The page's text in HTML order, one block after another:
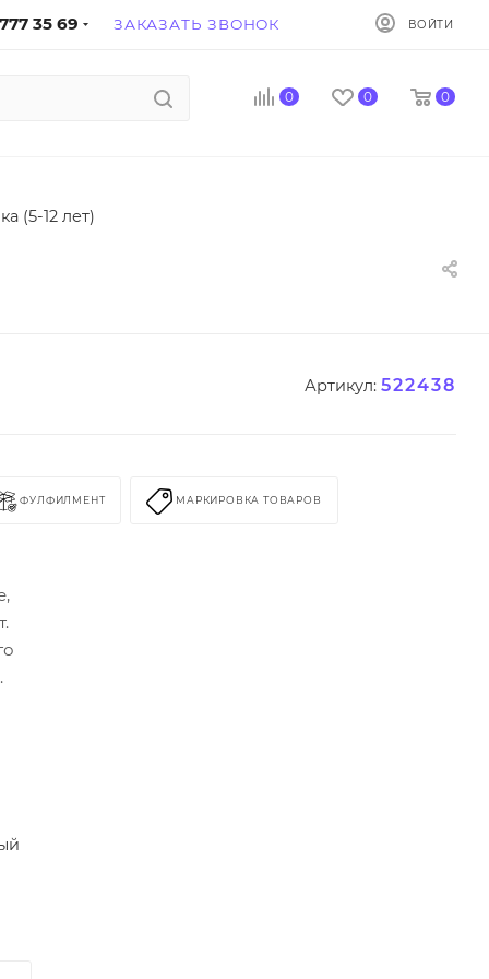
35 69 ЗАКАЗАТЬ ЗВОНОК ВОЙТИ
0 0 0
(5-12 лет)
Артикул: 522438
ФУЛФИЛМЕНТ МАРКИРОВКА ТОВАРОВ